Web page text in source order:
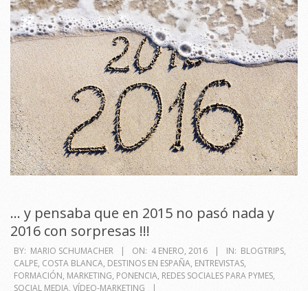
… y pensaba que en 2015 no pasó nada y
2016 con sorpresas !!!
2016-
01-
04
BY: MARIO SCHUMACHER ON: 4 ENERO, 2016 IN: BLOGTRIPS,
CALPE, COSTA BLANCA, DESTINOS EN ESPAÑA, ENTREVISTAS,
FORMACIÓN, MARKETING, PONENCIA, REDES SOCIALES PARA PYMES,
SOCIAL MEDIA, VÍDEO-MARKETING